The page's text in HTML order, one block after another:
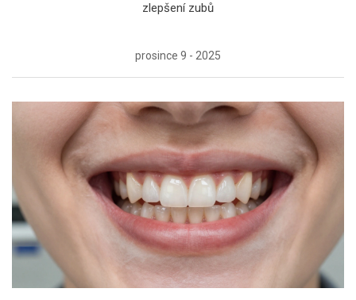
zlepšení zubů
prosince 9 - 2025